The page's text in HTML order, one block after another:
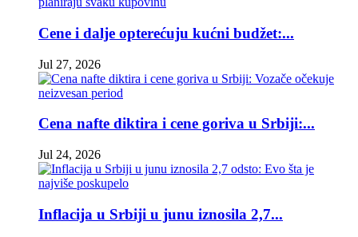
Cene i dalje opterećuju kućni budžet:...
Jul 27, 2026
Cena nafte diktira i cene goriva u Srbiji:...
Jul 24, 2026
Inflacija u Srbiji u junu iznosila 2,7...